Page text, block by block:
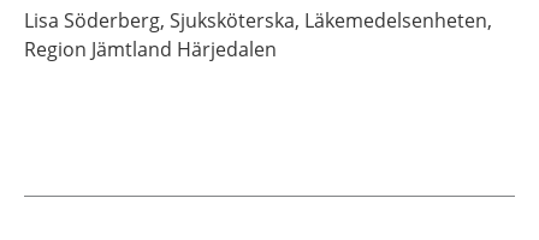
Lisa Söderberg, Sjuksköterska, Läkemedelsenheten,
Region Jämtland Härjedalen